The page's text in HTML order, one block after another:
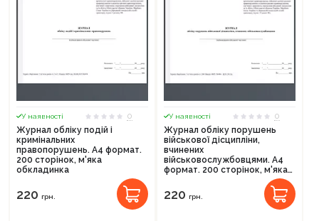
У наявності
0
Журнал обліку подій і
кримінальних
правопорушень. А4 формат.
200 сторінок, м'яка
обкладинка
220 грн.
У наявності
0
Журнал обліку порушень
військової дісципліни,
вчинених
військовослужбовцями. А4
формат. 200 сторінок, м'яка
220 грн.